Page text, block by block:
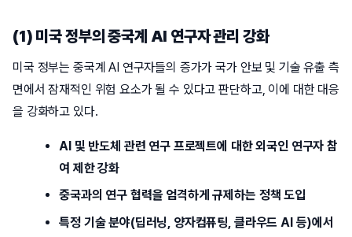
(1) 미국 정부의 중국계 AI 연구자 관리 강화
미국 정부는 중국계 AI 연구자들의 증가가 국가 안보 및 기술 유출 측
면에서 잠재적인 위험 요소가 될 수 있다고 판단하고, 이에 대한 대응
을 강화하고 있다.
AI 및 반도체 관련 연구 프로젝트에 대한 외국인 연구자 참
여 제한 강화
중국과의 연구 협력을 엄격하게 규제하는 정책 도입
특정 기술 분야(딥러닝, 양자컴퓨팅, 클라우드 AI 등)에서